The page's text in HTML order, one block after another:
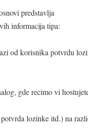
predstavlja
informacija tipa:
od korisnika potvrdu
gde recimo vi
lozinke itd.) na